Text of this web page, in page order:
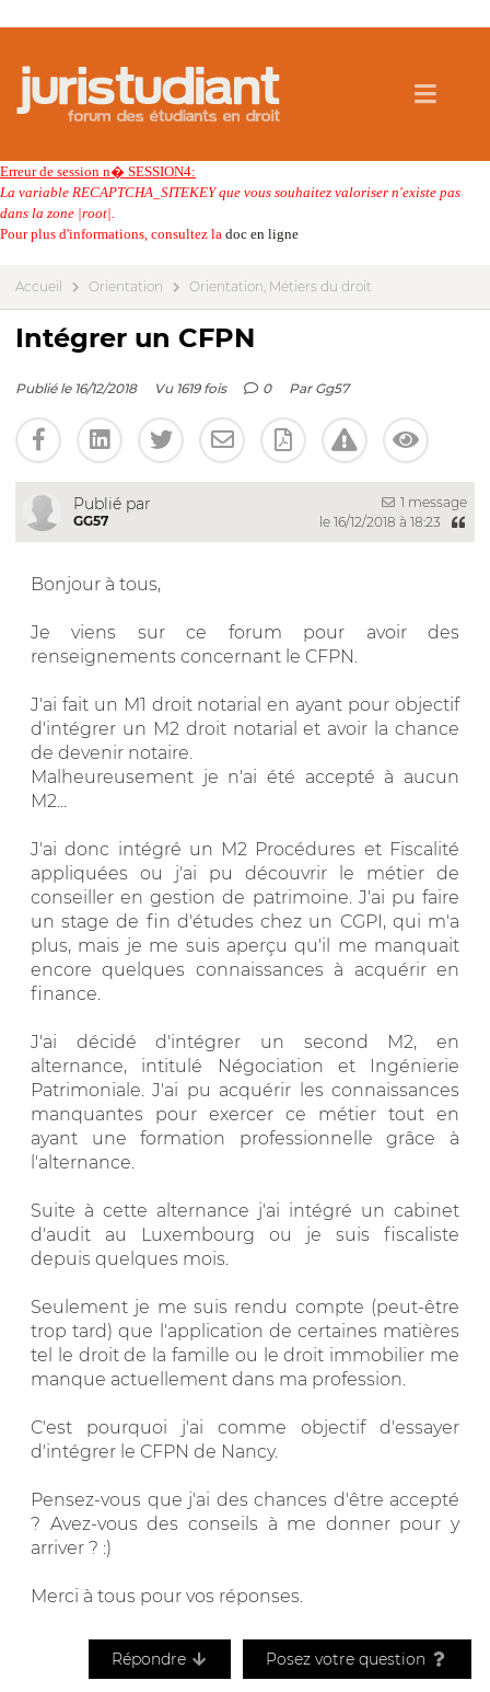
Erreur de session n� SESSION4:
La variable RECAPTCHA_SITEKEY que vous souhaitez valoriser n'existe pas
dans la zone |root|.
Pour plus d'informations, consultez la doc en ligne
Accueil Orientation Orientation, Métiers du droit
Intégrer un CFPN
Publié le 16/12/2018 Vu 1619 fois 0 Par Gg57
Publié par
GG57
1 message
le 16/12/2018 à 18:23
Bonjour à tous,
Je viens sur ce forum pour avoir des
renseignements concernant le CFPN.
J'ai fait un M1 droit notarial en ayant pour objectif
d'intégrer un M2 droit notarial et avoir la chance
de devenir notaire.
Malheureusement je n'ai été accepté à aucun
M2...
J'ai donc intégré un M2 Procédures et Fiscalité
appliquées ou j'ai pu découvrir le métier de
conseiller en gestion de patrimoine. J'ai pu faire
un stage de fin d'études chez un CGPI, qui m'a
plus, mais je me suis aperçu qu'il me manquait
encore quelques connaissances à acquérir en
finance.
J'ai décidé d'intégrer un second M2, en
alternance, intitulé Négociation et Ingénierie
Patrimoniale. J'ai pu acquérir les connaissances
manquantes pour exercer ce métier tout en
ayant une formation professionnelle grâce à
l'alternance.
Suite à cette alternance j'ai intégré un cabinet
d'audit au Luxembourg ou je suis fiscaliste
depuis quelques mois.
Seulement je me suis rendu compte (peut-être
trop tard) que l'application de certaines matières
tel le droit de la famille ou le droit immobilier me
manque actuellement dans ma profession.
C'est pourquoi j'ai comme objectif d'essayer
d'intégrer le CFPN de Nancy.
Pensez-vous que j'ai des chances d'être accepté
? Avez-vous des conseils à me donner pour y
arriver ? :)
Merci à tous pour vos réponses.
Répondre Posez votre question